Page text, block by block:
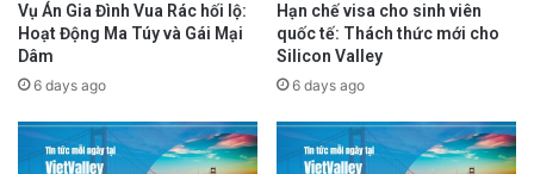
D7 Crimes 2025 D7 Crimes 2024
D7 Crimes 2023
Bên cạnh đó là vấn đề vô gia cư. Thành phố
Vụ Án Gia Đình Vua Rác hối lộ:
Hoạt Động Ma Túy và Gái Mại
Dâm
6 days ago
Hạn chế visa cho sinh viên
quốc tế: Thách thức mới cho
Silicon Valley
6 days ago